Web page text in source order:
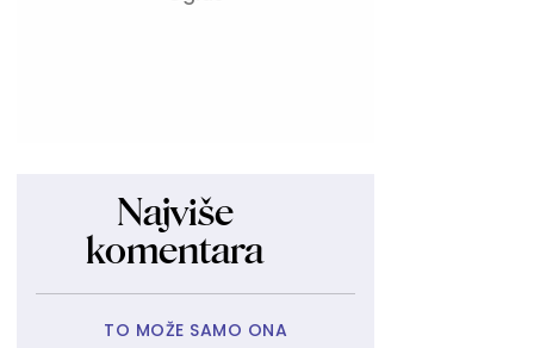
Najviše
komentara
TO MOŽE SAMO ONA